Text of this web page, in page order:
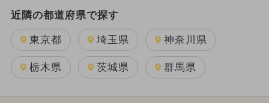
近隣の都道府県で探す
東京都 埼玉県 神奈川県
栃木県 茨城県 群馬県